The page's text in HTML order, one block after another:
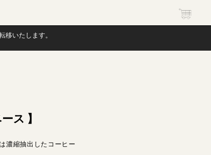
移いたします。
ス 】
濃縮抽出したコーヒー